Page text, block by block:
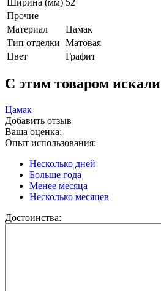
Прочие
Материал
Цамак
Тип отделки Матовая
Цвет
Графит
C этим товаром искали
Цамак
Добавить отзыв
Ваша оценка:
Опыт использования:
Несколько дней
Больше года
Менее месяца
Несколько месяцев
Достоинства: